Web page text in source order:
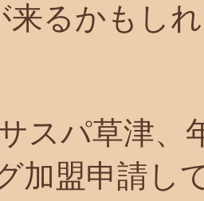
来るかもし
スパ草津、
加盟申請し